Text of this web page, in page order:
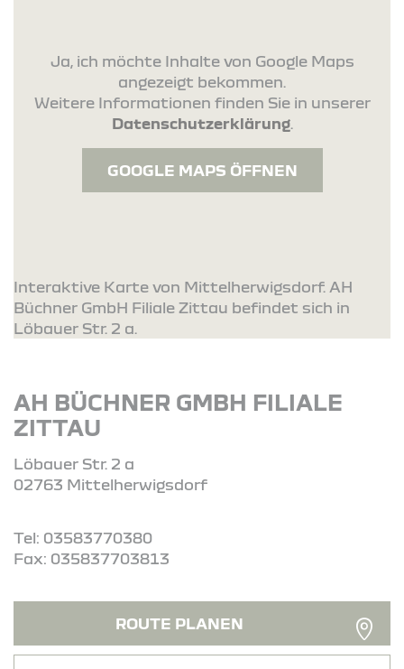
Ja, ich möchte Inhalte von Google Maps
angezeigt bekommen.
Weitere Informationen finden Sie in unserer
Datenschutzerklärung.
GOOGLE MAPS ÖFFNEN
Interaktive Karte von Mittelherwigsdorf. AH
Büchner GmbH Filiale Zittau befindet sich in
Löbauer Str. 2 a.
AH BÜCHNER GMBH FILIALE
ZITTAU
Löbauer Str. 2 a
02763 Mittelherwigsdorf
Tel: 03583770380
Fax: 035837703813
ROUTE PLANEN